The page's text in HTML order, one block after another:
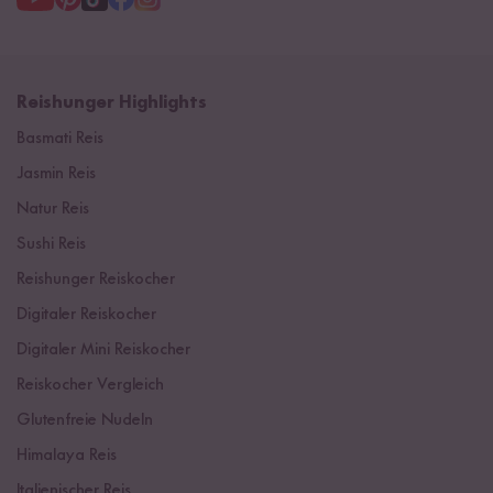
Reishunger Highlights
Basmati Reis
Jasmin Reis
Natur Reis
Sushi Reis
Reishunger Reiskocher
Digitaler Reiskocher
Digitaler Mini Reiskocher
Reiskocher Vergleich
Glutenfreie Nudeln
Himalaya Reis